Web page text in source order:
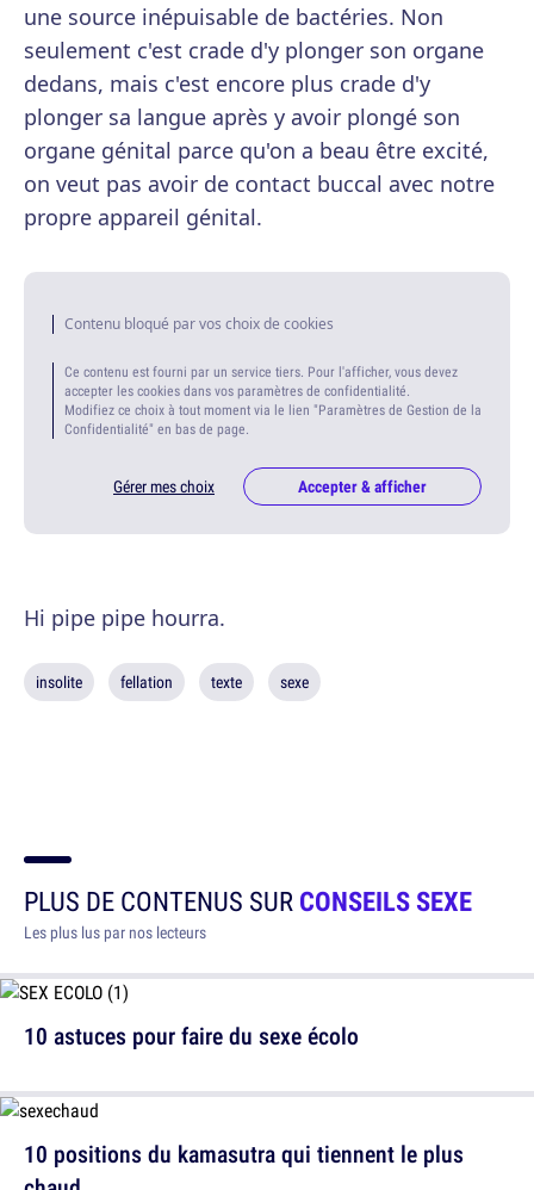
une source inépuisable de bactéries. Non
seulement c'est crade d'y plonger son organe
dedans, mais c'est encore plus crade d'y
plonger sa langue après y avoir plongé son
organe génital parce qu'on a beau être excité,
on veut pas avoir de contact buccal avec notre
propre appareil génital.
Contenu bloqué par vos choix de cookies
Ce contenu est fourni par un service tiers. Pour l'afficher, vous devez
accepter les cookies dans vos paramètres de confidentialité.
Modifiez ce choix à tout moment via le lien "Paramètres de Gestion de la
Confidentialité" en bas de page.
Gérer mes choix Accepter & afficher
Hi pipe pipe hourra.
insolite fellation texte sexe
PLUS DE CONTENUS SURCONSEILS SEXE
Les plus lus par nos lecteurs
10 astuces pour faire du sexe écolo
10 positions du kamasutra qui tiennent le plus